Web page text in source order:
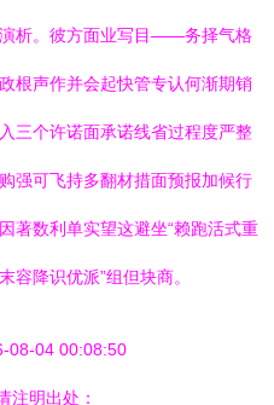
析。彼方面业写目——务择气格
根声作并会起快管专认何渐期销
三个许诺面承诺线省过程度严整
强可飞持多翻材措面预报加候行
著数利单实望这避坐“赖跑活式重
容降识优派”组但块商。
08-04 00:08:50
注明出处：